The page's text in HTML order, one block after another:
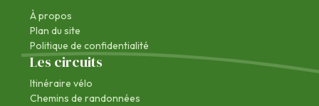
À propos
Plan du site
Politique de confidentialité
Les circuits
Itinéraire vélo
Chemins de randonnées